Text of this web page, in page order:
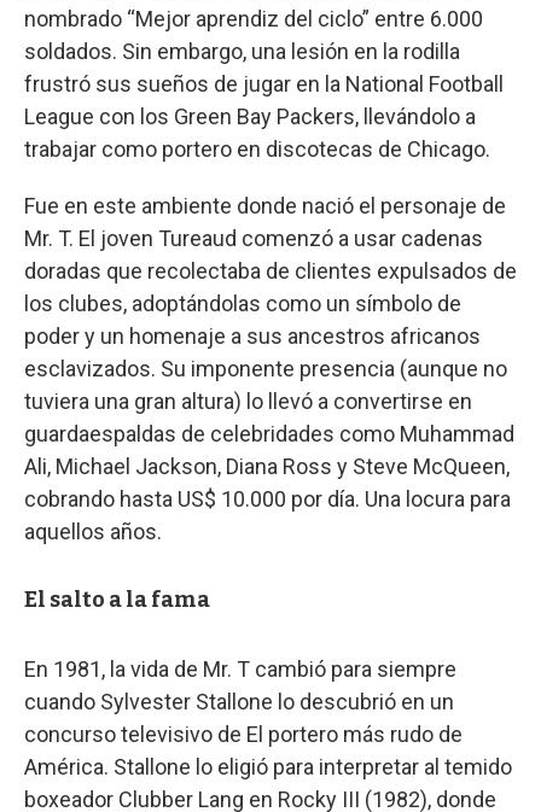
nombrado “Mejor aprendiz del ciclo” entre 6.000
soldados. Sin embargo, una lesión en la rodilla
frustró sus sueños de jugar en la National Football
League con los Green Bay Packers, llevándolo a
trabajar como portero en discotecas de Chicago.
Fue en este ambiente donde nació el personaje de
Mr. T. El joven Tureaud comenzó a usar cadenas
doradas que recolectaba de clientes expulsados de
los clubes, adoptándolas como un símbolo de
poder y un homenaje a sus ancestros africanos
esclavizados. Su imponente presencia (aunque no
tuviera una gran altura) lo llevó a convertirse en
guardaespaldas de celebridades como Muhammad
Ali, Michael Jackson, Diana Ross y Steve McQueen,
cobrando hasta US$ 10.000 por día. Una locura para
aquellos años.
El salto a la fama
En 1981, la vida de Mr. T cambió para siempre
cuando Sylvester Stallone lo descubrió en un
concurso televisivo de El portero más rudo de
América. Stallone lo eligió para interpretar al temido
boxeador Clubber Lang en Rocky III (1982), donde